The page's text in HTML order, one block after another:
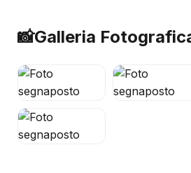
📸Galleria